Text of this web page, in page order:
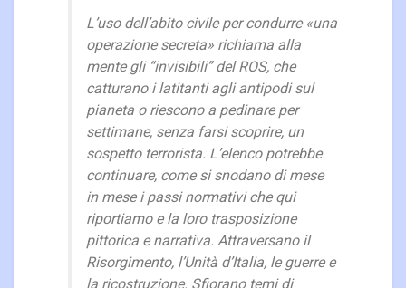
L’uso dell’abito civile per condurre «una
operazione secreta» richiama alla
mente gli “invisibili” del ROS, che
catturano i latitanti agli antipodi sul
pianeta o riescono a pedinare per
settimane, senza farsi scoprire, un
sospetto terrorista. L’elenco potrebbe
continuare, come si snodano di mese
in mese i passi normativi che qui
riportiamo e la loro trasposizione
pittorica e narrativa. Attraversano il
Risorgimento, l’Unità d’Italia, le guerre e